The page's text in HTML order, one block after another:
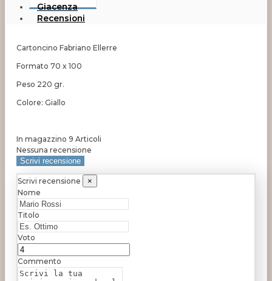
Giacenza
Recensioni
Cartoncino Fabriano Ellerre
Formato 70 x 100
Peso 220 gr.
Colore: Giallo
In magazzino 9 Articoli
Nessuna recensione
Scrivi recensione
Scrivi recensione
×
Nome
Titolo
Voto
Commento